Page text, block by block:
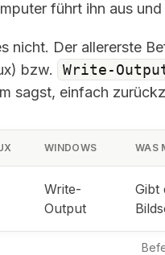
führt ihn aus
nicht. Der allererste
bzw.
Write-
sagst, einfach
WINDOWS WAS
Write-
Output
Gibt